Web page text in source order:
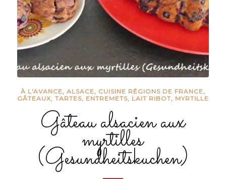
À L'AVANCE, ALSACE, CUISINE RÉGIONS DE FRANCE,
GÂTEAUX, TARTES, ENTREMETS, LAIT RIBOT, MYRTILLE
Gâteau alsacien aux
myrtilles
(Gesundheitskuchen)